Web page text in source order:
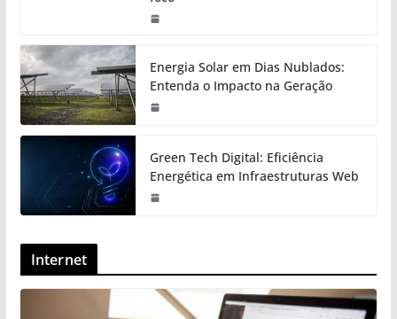
Energia Solar em Dias Nublados:
Entenda o Impacto na Geração
Green Tech Digital: Eficiência
Energética em Infraestruturas Web
Internet